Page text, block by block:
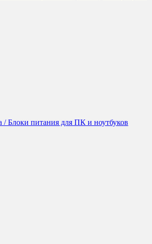
/ Блоки питания для ПК и ноутбуков